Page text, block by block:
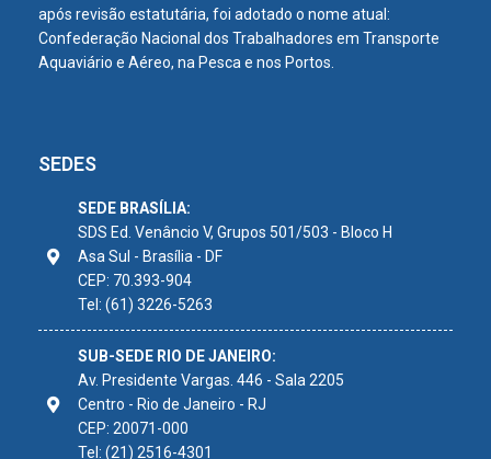
após revisão estatutária, foi adotado o nome atual:
Confederação Nacional dos Trabalhadores em Transporte
Aquaviário e Aéreo, na Pesca e nos Portos.
SEDES
SEDE BRASÍLIA:
SDS Ed. Venâncio V, Grupos 501/503 - Bloco H
Asa Sul - Brasília - DF
CEP: 70.393-904
Tel: (61) 3226-5263
SUB-SEDE RIO DE JANEIRO:
Av. Presidente Vargas. 446 - Sala 2205
Centro - Rio de Janeiro - RJ
CEP: 20071-000
Tel: (21) 2516-4301